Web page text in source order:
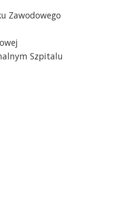
Zawodowego
Szpitalu